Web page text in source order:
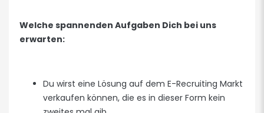
Welche spannenden Aufgaben Dich bei uns
erwarten:
Du wirst eine Lösung auf dem E-Recruiting Markt
verkaufen können, die es in dieser Form kein